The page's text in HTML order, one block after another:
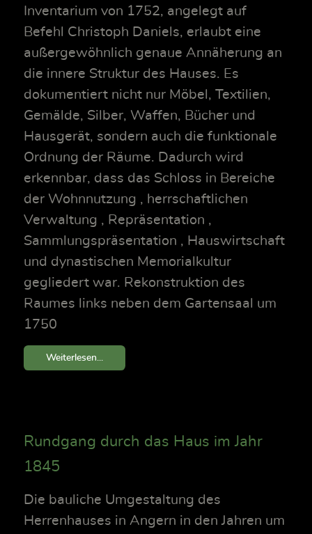
Inventarium von 1752, angelegt auf
Befehl Christoph Daniels, erlaubt eine
außergewöhnlich genaue Annäherung an
die innere Struktur des Hauses. Es
dokumentiert nicht nur Möbel, Textilien,
Gemälde, Silber, Waffen, Bücher und
Hausgerät, sondern auch die funktionale
Ordnung der Räume. Dadurch wird
erkennbar, dass das Schloss in Bereiche
der Wohnnutzung , herrschaftlichen
Verwaltung , Repräsentation ,
Sammlungspräsentation , Hauswirtschaft
und dynastischen Memorialkultur
gegliedert war. Rekonstruktion des
Raumes links neben dem Gartensaal um
1750
Weiterlesen...
Rundgang durch das Haus im Jahr
1845
Die bauliche Umgestaltung des
Herrenhauses in Angern in den Jahren um